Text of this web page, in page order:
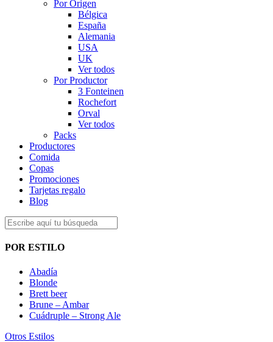
Por Origen
Bélgica
España
Alemania
USA
UK
Ver todos
Por Productor
3 Fonteinen
Rochefort
Orval
Ver todos
Packs
Productores
Comida
Copas
Promociones
Tarjetas regalo
Blog
POR ESTILO
Abadía
Blonde
Brett beer
Brune – Ambar
Cuádruple – Strong Ale
Otros Estilos